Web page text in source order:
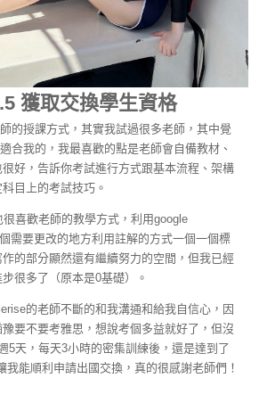
獲取交換學生資格
的授課方式，其實我試過很多老師，其中覺
合我的，我最喜歡的點是老師會自備教材、
好，告訴你考試進行方式跟基本流程、架構
目上的考試技巧。
喜歡老師的教學方式，利用google
需要更改的地方利用註解的方式一個一個標
的部分顯然還有繼續努力的空間，但我已經
很多了（原本是0基礎）。
的老師不斷的和我溝通和給我自信心，因
要不要考雅思，想說考個多益就好了，但沒
5天，每天3小時的密集訓練後，還是達到了
我能順利申請出國交換，真的很感謝老師們！